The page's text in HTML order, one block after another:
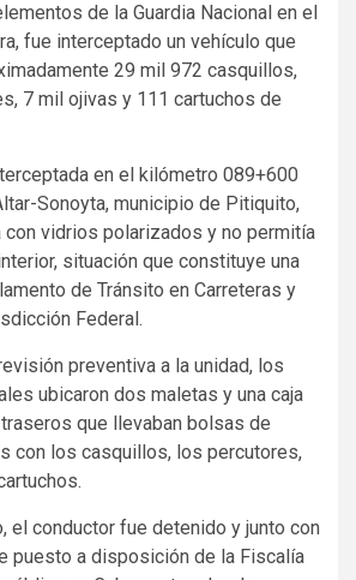
de la Guardia Nacional en el
fue interceptado un vehículo que
29 mil 972 casquillos,
7 mil ojivas y 111 cartuchos de
en el kilómetro 089+600
Sonoyta, municipio de Pitiquito,
con vidrios polarizados y no permitía
situación que constituye una
de Tránsito en Carreteras y
Federal.
preventiva a la unidad, los
ubicaron dos maletas y una caja
que llevaban bolsas de
con los casquillos, los percutores,
el conductor fue detenido y junto con
puesto a disposición de la Fiscalía